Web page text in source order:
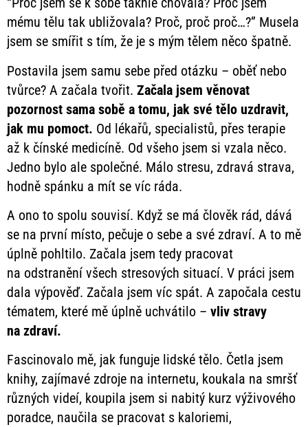
mému tělu tak ubližovala? Proč, proč proč…?” Musela
jsem se smířit s tím, že je s mým tělem něco špatně.
Postavila jsem samu sebe před otázku – oběť nebo
tvůrce? A začala tvořit. Začala jsem věnovat
pozornost sama sobě a tomu, jak své tělo uzdravit,
jak mu pomoct. Od lékařů, specialistů, přes terapie
až k čínské medicíně. Od všeho jsem si vzala něco.
Jedno bylo ale společné. Málo stresu, zdravá strava,
hodně spánku a mít se víc ráda.
A ono to spolu souvisí. Když se má člověk rád, dává
se na první místo, pečuje o sebe a své zdraví. A to mě
úplně pohltilo. Začala jsem tedy pracovat
na odstranění všech stresových situací. V práci jsem
dala výpověď. Začala jsem víc spát. A započala cestu
tématem, které mě úplně uchvátilo – vliv stravy
na zdraví.
Fascinovalo mě, jak funguje lidské tělo. Četla jsem
knihy, zajímavé zdroje na internetu, koukala na smršť
různých videí, koupila jsem si nabitý kurz výživového
poradce, naučila se pracovat s kaloriemi,